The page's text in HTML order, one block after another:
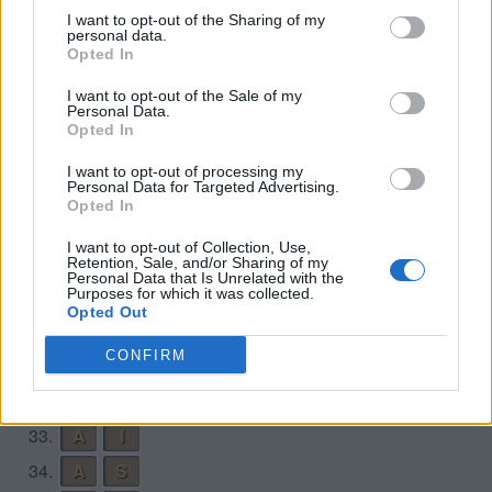
I want to opt-out of the Sharing of my
personal data.
Opted In
I want to opt-out of the Sale of my
Personal Data.
Opted In
I want to opt-out of processing my
Personal Data for Targeted Advertising.
Opted In
I want to opt-out of Collection, Use,
Retention, Sale, and/or Sharing of my
Personal Data that Is Unrelated with the
Purposes for which it was collected.
Opted Out
CONFIRM
I T
S
R A
T
S A
T
S I
R
S T
A
T A
I
30.
T A
R
31.
I
S
33.
A
I
34.
A
S